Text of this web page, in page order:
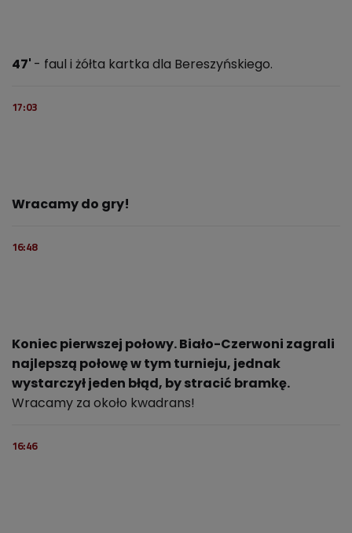
47' - faul i żółta kartka dla Bereszyńskiego.
17:03
Wracamy do gry!
16:48
Koniec pierwszej połowy. Biało-Czerwoni zagrali
najlepszą połowę w tym turnieju, jednak
wystarczył jeden błąd, by stracić bramkę.
Wracamy za około kwadrans!
16:46